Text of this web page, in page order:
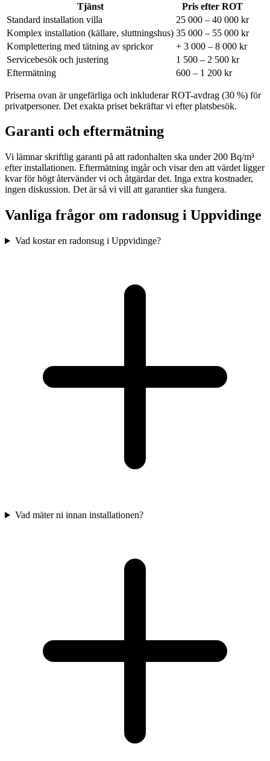
Tjänst
Pris efter ROT
Standard installation villa
25 000 – 40 000 kr
Komplex installation (källare, sluttningshus) 35 000 – 55 000 kr
Komplettering med tätning av sprickor
+ 3 000 – 8 000 kr
Servicebesök och justering
1 500 – 2 500 kr
Eftermätning
600 – 1 200 kr
Priserna ovan är ungefärliga och inkluderar ROT-avdrag (30 %) för
privatpersoner. Det exakta priset bekräftar vi efter platsbesök.
Garanti och eftermätning
Vi lämnar skriftlig garanti på att radonhalten ska under 200 Bq/m³
efter installationen. Eftermätning ingår och visar den att värdet ligger
kvar för högt återvänder vi och åtgärdar det. Inga extra kostnader,
ingen diskussion. Det är så vi vill att garantier ska fungera.
Vanliga frågor om radonsug i Uppvidinge
Vad kostar en radonsug i Uppvidinge?
Vad mäter ni innan installationen?